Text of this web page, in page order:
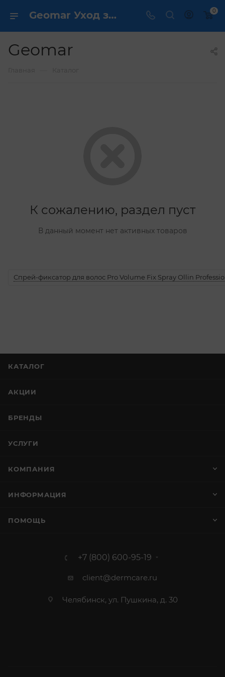
Geomar Уход за телом Италия - купить в интернет магазине ✔️ по выгодной цене 0
Geomar
К сожалению, раздел пуст
В данный момент нет активных товаров
Спрей-фиксатор для волос Pro Volume Fix Spray Ollin
КАТАЛОГ
АКЦИИ
БРЕНДЫ
УСЛУГИ
КОМПАНИЯ
ИНФОРМАЦИЯ
ПОМОЩЬ
+7 (800) 600-95-19
client@dermcare.ru
Челябинск, ул. Пушкина, д. 30